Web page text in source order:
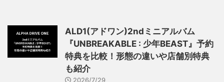
ALD1(アドワン)2ndミニアルバム
『UNBREAKABLE : 少年BEAST』予約
特典を比較！形態の違いや店舗別特典
も紹介
2026/7/29